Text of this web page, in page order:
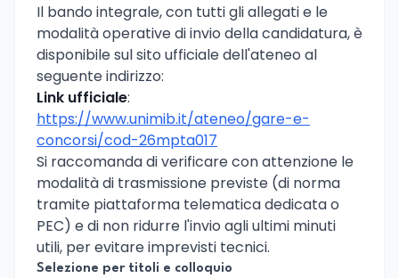
Il bando integrale, con tutti gli allegati e le
modalità operative di invio della candidatura, è
disponibile sul sito ufficiale dell'ateneo al
seguente indirizzo:
Link ufficiale:
https://www.unimib.it/ateneo/gare-e-
concorsi/cod-26mpta017
Si raccomanda di verificare con attenzione le
modalità di trasmissione previste (di norma
tramite piattaforma telematica dedicata o
PEC) e di non ridurre l'invio agli ultimi minuti
utili, per evitare imprevisti tecnici.
Selezione per titoli e colloquio